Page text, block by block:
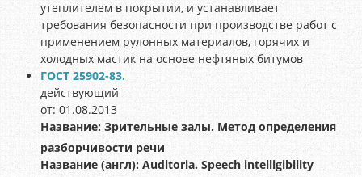
утеплителем в покрытии, и устанавливает
требования безопасности при производстве работ с
применением рулонных материалов, горячих и
холодных мастик на основе нефтяных битумов
ГОСТ 25902-83.
действующий
от: 01.08.2013
Название: Зрительные залы. Метод определения
разборчивости речи
Название (англ): Auditoria. Speech intelligibility